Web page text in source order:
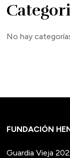
No hay
FUNDACIÓN
Guardia Vieja